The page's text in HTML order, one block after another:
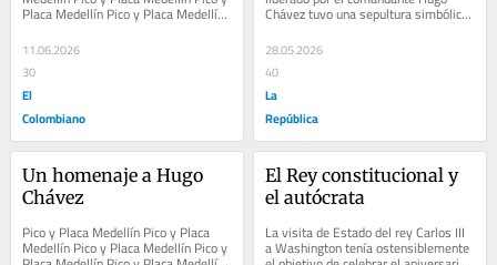
Placa Medellín Pico y Placa Medellín
Pico y Placa Medellín Pico y Placa...
11.06.2026
30
El
Colombiano
Chávez tuvo una sepultura simbólica
el 3 de enero de 2026, cuando
fuerzas...
28.05.2026
40
La
República
Un homenaje a Hugo
Chávez
Pico y Placa Medellín Pico y Placa
Medellín Pico y Placa Medellín Pico y
El Rey constitucional y
el autócrata
La visita de Estado del rey Carlos III
a Washington tenía ostensiblemente